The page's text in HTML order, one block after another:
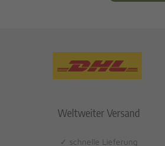
Weltweiter Versand
✓ schnelle Lieferung